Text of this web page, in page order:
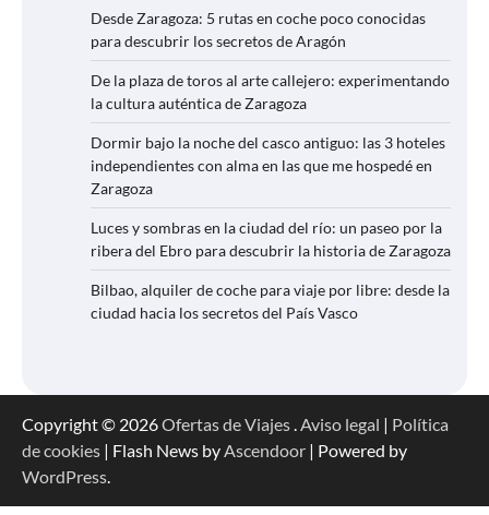
Desde Zaragoza: 5 rutas en coche poco conocidas
para descubrir los secretos de Aragón
De la plaza de toros al arte callejero: experimentando
la cultura auténtica de Zaragoza
Dormir bajo la noche del casco antiguo: las 3 hoteles
independientes con alma en las que me hospedé en
Zaragoza
Luces y sombras en la ciudad del río: un paseo por la
ribera del Ebro para descubrir la historia de Zaragoza
Bilbao, alquiler de coche para viaje por libre: desde la
ciudad hacia los secretos del País Vasco
Copyright © 2026Ofertas de Viajes.Aviso legal | Política
de cookies | Flash News byAscendoor | Powered by
WordPress.